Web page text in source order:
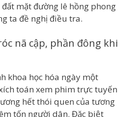
mặt đường lê hồng phong
ta đề nghị điều tra.
nã cập, phần đông khi
khoa học hóa ngày một
toán xem phim trực tuyến
hết thói quen của tương
tốn người dân. Đặc biệt